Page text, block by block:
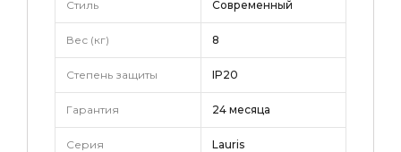
Стиль Современный
Вес (кг) 8
Степень защиты IP20
Гарантия 24 месяца
Серия Lauris